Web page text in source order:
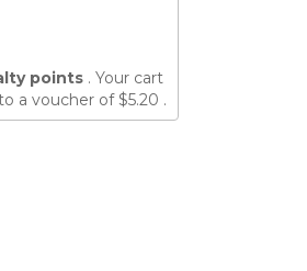
points. Your cart
a voucher of$5.20 .